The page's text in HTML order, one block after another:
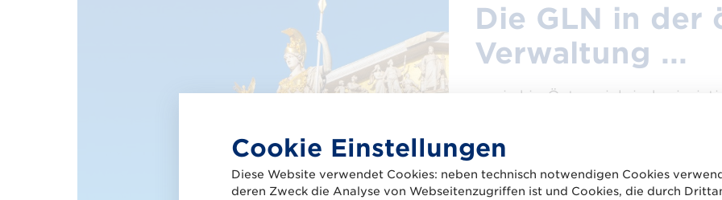
Die GLN in der
Verwaltung ...
… wird in Österreich jeder
Unternehmen, Gewerbe,
Behörde, durch die Statistik
eindeutigen Identifikation im
Privatwirtschaft kostenlos
Cookie Einstellungen
Diese Website verwendet Cookies: neben technisch notwendigen Cookies
deren Zweck die Analyse von Webseitenzugriffen ist und Cookies, die durch